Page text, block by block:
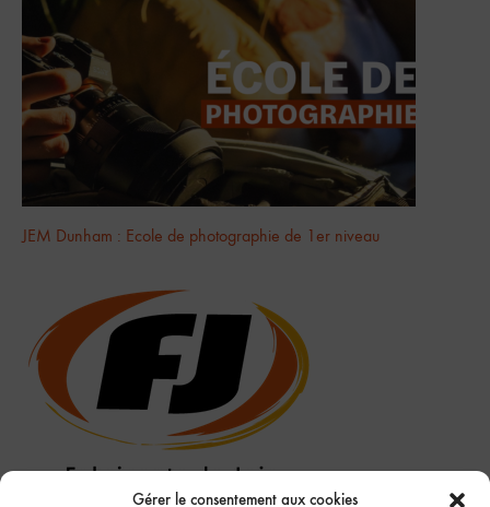
Gérer le consentement aux cookies
JEM Dunham : Ecole de photographie de 1er niveau